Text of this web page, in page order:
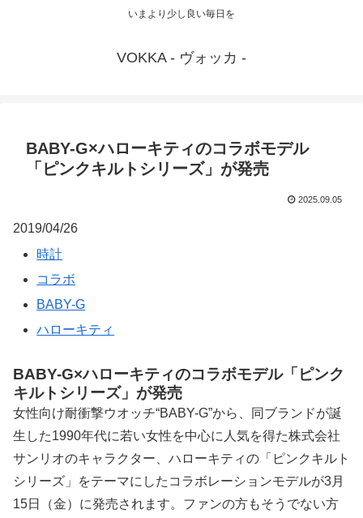
いまより少し良い毎日を
VOKKA - ヴォッカ -
BABY-G×ハローキティのコラボモデル
「ピンクキルトシリーズ」が発売
2025.09.05
2019/04/26
時計
コラボ
BABY-G
ハローキティ
BABY-G×ハローキティのコラボモデル「ピンク
キルトシリーズ」が発売
女性向け耐衝撃ウオッチ“BABY-G”から、同ブランドが誕
生した1990年代に若い女性を中心に人気を得た株式会社
サンリオのキャラクター、ハローキティの「ピンクキルト
シリーズ」をテーマにしたコラボレーションモデルが3月
15日（金）に発売されます。ファンの方もそうでない方